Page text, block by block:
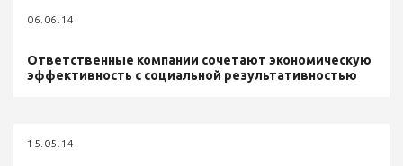
06.06.14
Ответственные компании сочетают экономическую
эффективность с социальной результативностью
15.05.14